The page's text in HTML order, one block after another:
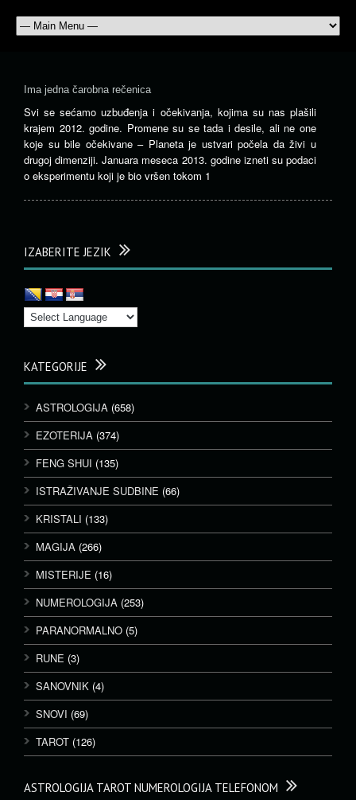
Ima jedna čarobna rečenica
Svi se sećamo uzbuđenja i očekivanja, kojima su nas plašili
krajem 2012. godine. Promene su se tada i desile, ali ne one
koje su bile očekivane – Planeta je ustvari počela da živi u
drugoj dimenziji. Januara meseca 2013. godine izneti su podaci
o eksperimentu koji je bio vršen tokom 1
IZABERITE JEZIK
KATEGORIJE
ASTROLOGIJA (658)
EZOTERIJA (374)
FENG SHUI (135)
ISTRAŽIVANJE SUDBINE (66)
KRISTALI (133)
MAGIJA (266)
MISTERIJE (16)
NUMEROLOGIJA (253)
PARANORMALNO (5)
RUNE (3)
SANOVNIK (4)
SNOVI (69)
TAROT (126)
ASTROLOGIJA TAROT NUMEROLOGIJA TELEFONOM